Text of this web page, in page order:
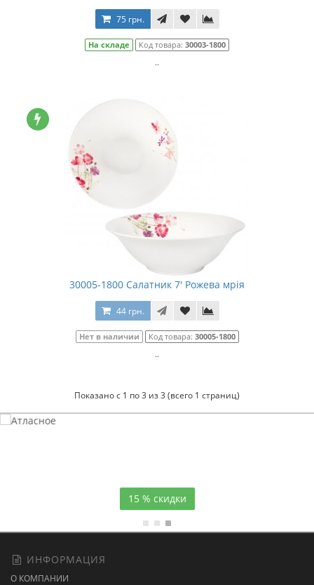
75 грн.
На складе Код товара: 30003-1800
..
30005-1800 Салатник 7' Рожева мрія
44 грн.
Нет в наличии Код товара: 30005-1800
..
Показано с 1 по 3 из 3 (всего 1 страниц)
15 % скидки
ИНФОРМАЦИЯ
О КОМПАНИИ